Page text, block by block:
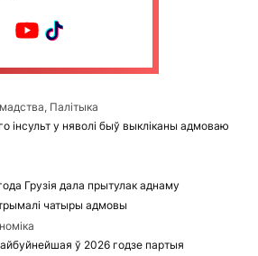
Палітыка
інсульт у няволі быў выкліканы адмоваю
Грузія дала прытулак аднаму
чатыры адмовы
ў 2026 годзе партыя